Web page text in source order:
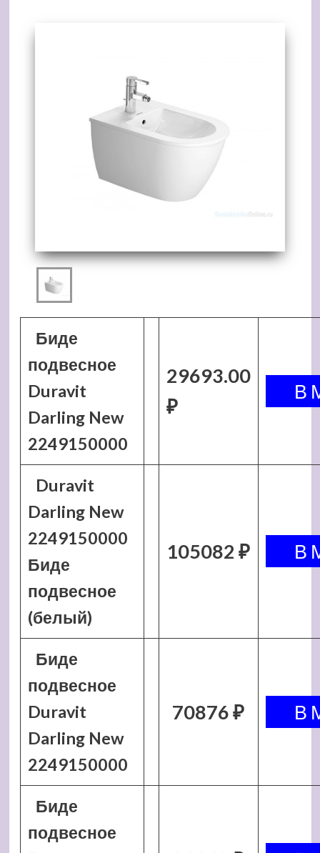
Биде
подвесное
Duravit
Darling New
2249150000
29693.00
₽
Duravit
Darling New
2249150000
Биде
подвесное
(белый)
105082 ₽
Биде
подвесное
Duravit
Darling New
2249150000
70876 ₽
Биде
подвесное